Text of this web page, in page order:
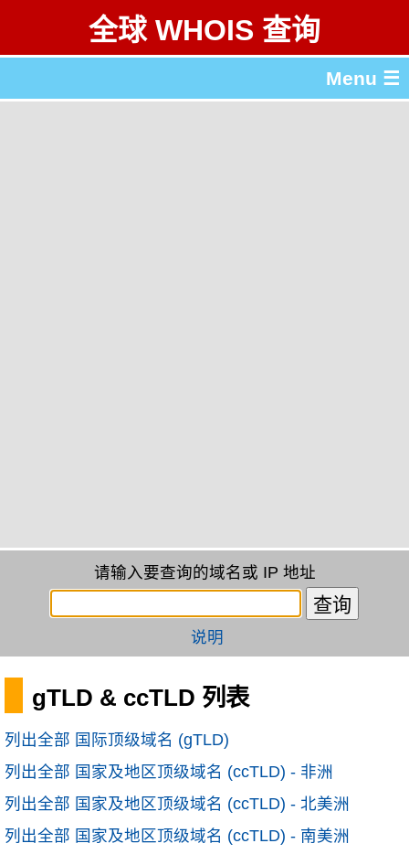
全球 WHOIS 查询
Menu ☰
请输入要查询的域名或 IP 地址
说明
gTLD & ccTLD 列表
列出全部 国际顶级域名 (gTLD)
列出全部 国家及地区顶级域名 (ccTLD) - 非洲
列出全部 国家及地区顶级域名 (ccTLD) - 北美洲
列出全部 国家及地区顶级域名 (ccTLD) - 南美洲